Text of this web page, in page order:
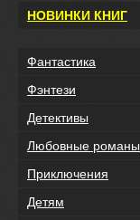
НОВИНКИ КНИГ
Фантастика
Фэнтези
Детективы
Любовные романы
Приключения
Детям